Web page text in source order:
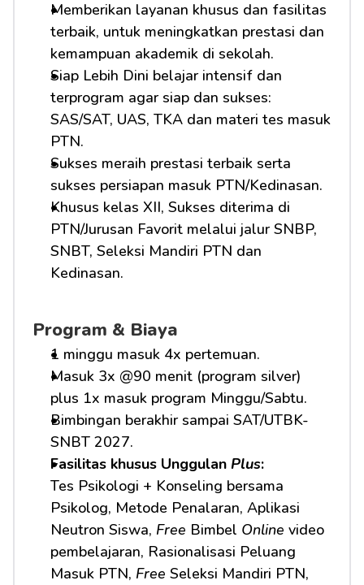
Memberikan layanan khusus dan fasilitas
terbaik, untuk meningkatkan prestasi dan
kemampuan akademik di sekolah.
Siap Lebih Dini belajar intensif dan
terprogram agar siap dan sukses:
SAS/SAT, UAS, TKA dan materi tes masuk
PTN.
Sukses meraih prestasi terbaik serta
sukses persiapan masuk PTN/Kedinasan.
Khusus kelas XII, Sukses diterima di
PTN/Jurusan Favorit melalui jalur SNBP,
SNBT, Seleksi Mandiri PTN dan
Kedinasan.
Program & Biaya
1 minggu masuk 4x pertemuan.
Masuk 3x @90 menit (program silver)
plus 1x masuk program Minggu/Sabtu.
Bimbingan berakhir sampai SAT/UTBK-
SNBT 2027.
Fasilitas khusus Unggulan Plus:
Tes Psikologi + Konseling bersama
Psikolog, Metode Penalaran, Aplikasi
Neutron Siswa, Free Bimbel Online video
pembelajaran, Rasionalisasi Peluang
Masuk PTN, Free Seleksi Mandiri PTN,